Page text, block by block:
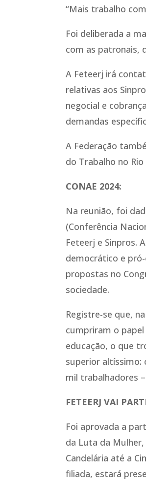
“Mais trabalho
Foi deliberada a
com as patronais,
A Feteerj irá
relativas aos
negocial e
demandas
A Federação
do Trabalho no
CONAE 2024:
Na reunião, foi
(Conferência
Feteerj e Sinpros.
democrático e
propostas no
sociedade.
Registre-se que,
cumpriram o
educação, o que
superior altíssimo:
mil trabalhadores –
FETEERJ VAI
Foi aprovada a
da Luta da
Candelária até a
filiada, estará